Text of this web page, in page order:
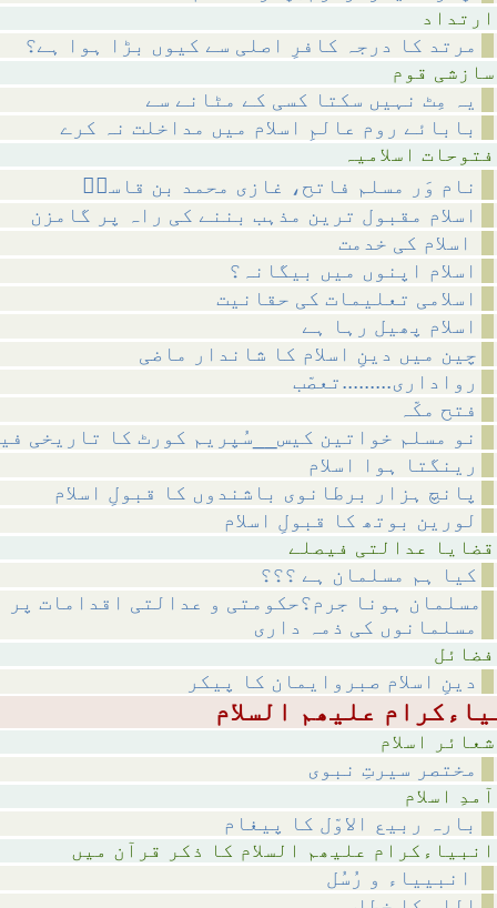
مرتد کا درجہ کافرِ اصلی سے کیوں بڑا ہوا ہے؟
یہ مِٹ نہیں سکتا کسی کے مٹانے سے
بابائے روم عالمِ اسلام میں مداخلت نہ کرے
نام وَر مسلم فاتح، غازی محمد بن قاسمؒ
اسلام مقبول ترین مذہب بننے کی راہ پر گامزن
اسلام اپنوں میں بیگانہ؟
اسلامی تعلیمات کی حقانیت
اسلام پھیل رہا ہے
چین میں دینِ اسلام کا شاندار ماضی
رواداری.........تعصّب
فتح مکّہ
نو مسلم خواتین کیس__سُپریم کورٹ کا تاریخی
رینگتا ہوا اسلام
پانچ ہزار برطانوی باشندوں کا قبولِ اسلام
لورین بوتھ کا قبولِ اسلام
کیا ہم مسلمان ہے ؟؟؟
مسلمان ہونا جرم؟حکومتی و عدالتی اقدامات پر
مسلمانوں کی ذمہ داری
دینِ اسلام صبروایمان کا پیکر
مختصر سیرتِ نبوی
بارہ ربیع الاوّل کا پیغام